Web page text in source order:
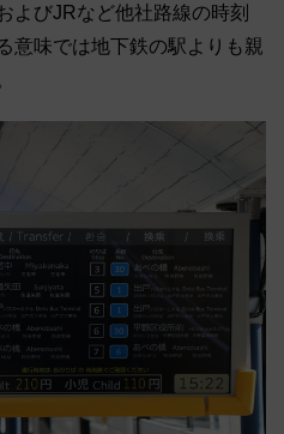
よびJRなど他社路線の時刻
意味では地下鉄の駅よりも親